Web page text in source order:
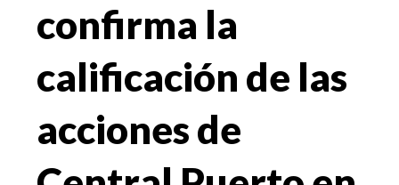
confirma la
calificación de las
acciones de